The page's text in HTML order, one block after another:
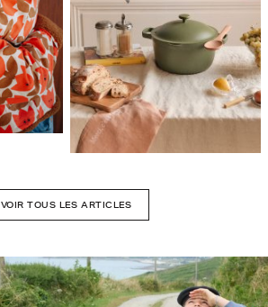
VOIR TOUS LES ARTICLES